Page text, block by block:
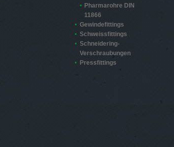
Pharmarohre DIN
11866
Gewindefittings
Schweissfittings
Schneidering-
Verschraubungen
Pressfittings